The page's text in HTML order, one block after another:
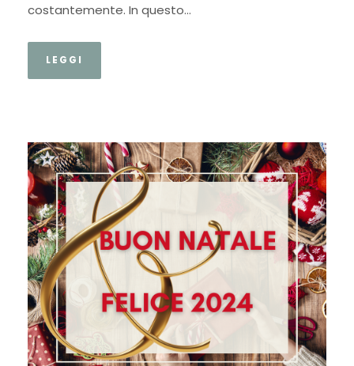
costantemente. In questo...
LEGGI